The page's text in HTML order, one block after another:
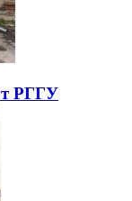
РГГУ